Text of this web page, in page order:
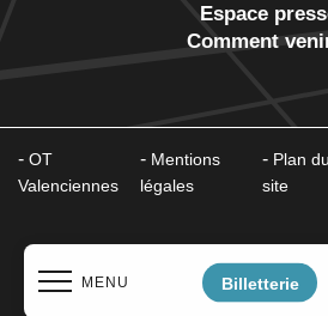
MENU Billetterie
Espace
Comment
OT
Valenciennes
Mentions
légales
Plan du
site